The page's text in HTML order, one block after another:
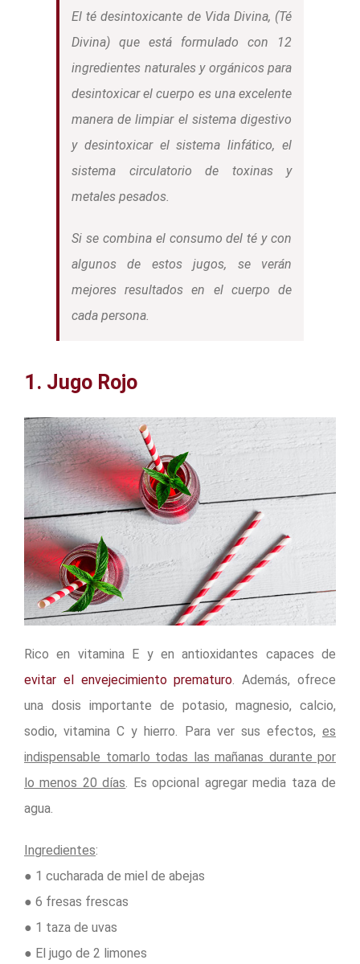
El té desintoxicante de Vida Divina, (Té
Divina) que está formulado con 12
ingredientes naturales y orgánicos para
desintoxicar el cuerpo es una excelente
manera de limpiar el sistema digestivo
y desintoxicar el sistema linfático, el
sistema circulatorio de toxinas y
metales pesados.
Si se combina el consumo del té y con
algunos de estos jugos, se verán
mejores resultados en el cuerpo de
cada persona.
1. Jugo Rojo
Rico en vitamina E y en antioxidantes capaces de
evitar el envejecimiento prematuro. Además, ofrece
una dosis importante de potasio, magnesio, calcio,
sodio, vitamina C y hierro. Para ver sus efectos, es
indispensable tomarlo todas las mañanas durante por
lo menos 20 días. Es opcional agregar media taza de
agua.
Ingredientes:
● 1 cucharada de miel de abejas
● 6 fresas frescas
● 1 taza de uvas
● El jugo de 2 limones